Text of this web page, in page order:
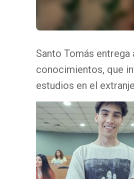
Santo Tomás
conocimientos, que
estudios en el